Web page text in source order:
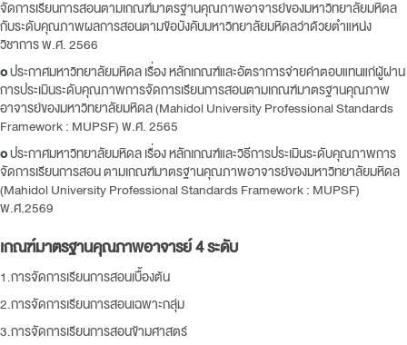
จัดการเรียนการสอนตามเกณฑ์มาตรฐานคุณภาพอาจารย์ของมหาวิทยาลัยมหิดล
กับระดับคุณภาพผลการสอนตามข้อบังคับมหาวิทยาลัยมหิดลว่าด้วยตำแหน่ง
วิชาการ พ.ศ. 2566
oประกาศมหาวิทยาลัยมหิดล เรื่อง หลักเกณฑ์และอัตราการจ่ายค่าตอบแทนแก่ผู้ผ่าน
การประเมินระดับคุณภาพการจัดการเรียนการสอนตามเกณฑ์มาตรฐานคุณภาพ
อาจารย์ของมหาวิทยาลัยมหิดล (Mahidol University Professional Standards
Framework : MUPSF) พ.ศ. 2565
oประกาศมหาวิทยาลัยมหิดล เรื่อง หลักเกณฑ์และวิธีการประเมินระดับคุณภาพการ
จัดการเรียนการสอน ตามเกณฑ์มาตรฐานคุณภาพอาจารย์ของมหาวิทยาลัยมหิดล
(Mahidol University Professional Standards Framework : MUPSF)
พ.ศ.2569
เกณฑ์มาตรฐานคุณภาพอาจารย์ 4 ระดับ
1.การจัดการเรียนการสอนเบื้องต้น
2.การจัดการเรียนการสอนเฉพาะกลุ่ม
3.การจัดการเรียนการสอนข้ามศาสตร์